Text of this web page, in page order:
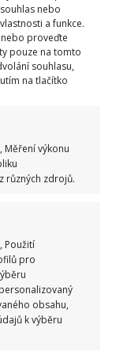
nebo
a funkce.
proveďte
pouze na tomto
souhlasu,
na tlačítko
výkonu
různých zdrojů.
Použití
pro
obsahu,
k výběru
měl rád už
staveb
respektuje